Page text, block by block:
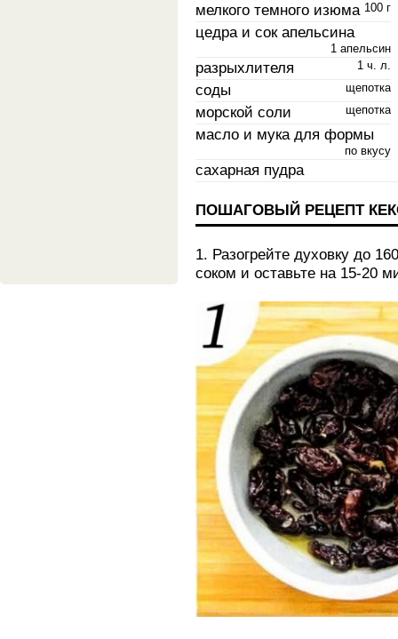
мелкого темного изюма 100 г
цедра и сок апельсина
1 апельсин
разрыхлителя 1 ч. л.
соды щепотка
морской соли щепотка
масло и мука для формы
по вкусу
сахарная пудра
ПОШАГОВЫЙ РЕЦЕПТ
1. Разогрейте духовку до
соком и оставьте на 15-20